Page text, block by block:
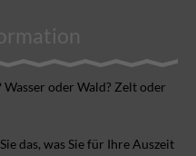
oder Wald? Zelt oder
das, was Sie für Ihre Aus­zeit